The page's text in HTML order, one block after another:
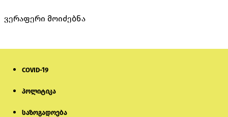
ვერაფერი მოიძებნა
COVID-19
პოლიტიკა
საზოგადოება